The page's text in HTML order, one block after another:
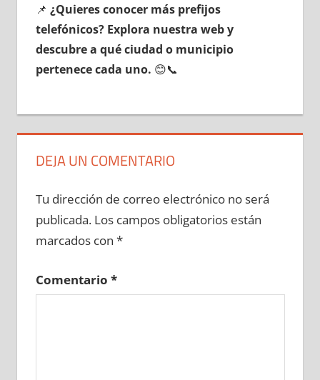
📌 ¿Quieres conocer mа́s prefijos
telefónicos? Explora nuestra web у
descubre а qué ciudad ο municipio
pertenece cada uno. 😊📞
DEJA UN COMENTARIO
Tu dirección de correo electrónico no será
publicada. Los campos obligatorios están
marcados con *
Comentario *